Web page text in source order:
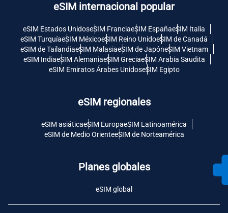
eSIM internacional popular
eSIM Estados UnidoseSIM FranciaeSIM EspañaeSIM Italia
eSIM TurquíaeSIM MéxicoeSIM Reino UnidoeSIM de Canadá
eSIM de TailandiaeSIM MalasiaeSIM de JapóneSIM Vietnam
eSIM IndiaeSIM AlemaniaeSIM GreciaeSIM Arabia Saudita
eSIM Emiratos Árabes UnidoseSIM Egipto
eSIM regionales
eSIM asiáticaeSIM EuropaeSIM Latinoamérica
eSIM de Medio OrienteeSIM de Norteamérica
Planes globales
eSIM global